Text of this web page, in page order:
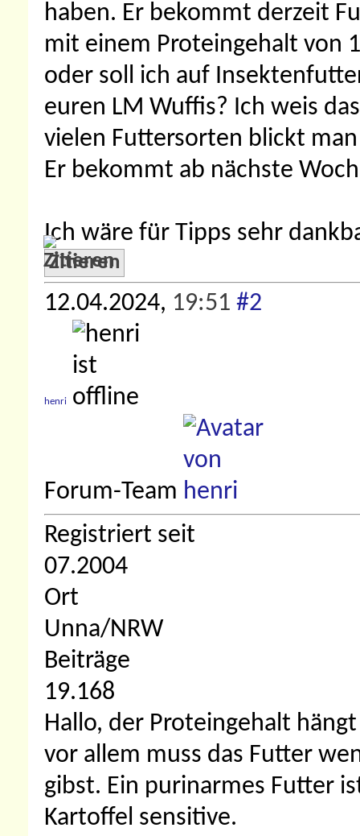
haben. Er bekommt derzeit
mit einem Proteingehalt von
oder soll ich auf
euren LM Wuffis? Ich weis
vielen Futtersorten blickt
Er bekommt ab nächste
Ich wäre für Tipps sehr
Zitieren
12.04.2024, 19:51 #2
henri
Forum-Team
Registriert seit
07.2004
Ort
Unna/NRW
Beiträge
19.168
Hallo, der Proteingehalt
vor allem muss das Futter
gibst. Ein purinarmes Futter
Kartoffel sensitive.